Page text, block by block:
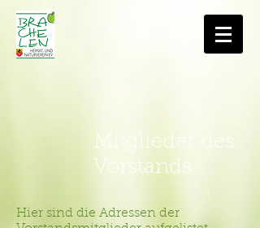
Mitglieder des
Vorstands
Hier sind die Adressen der